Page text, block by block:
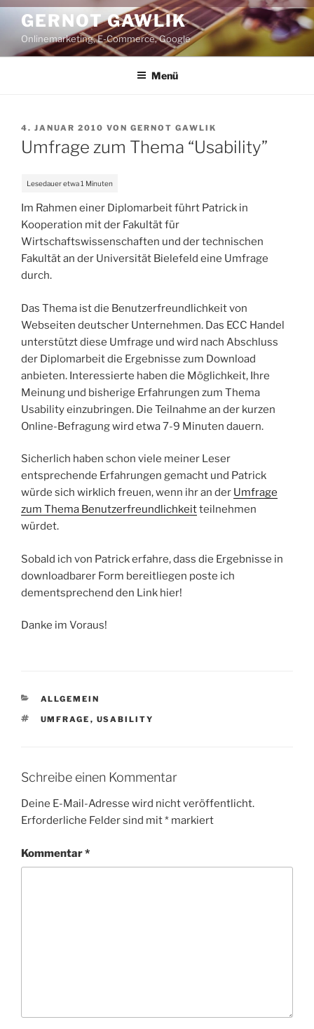
Zum
Inhalt
springen
GERNOT GAWLIK
Onlinemarketing, E-Commerce, Google
Menü
VERÖFFENTLICHT
AM
4. JANUAR 2010 VON GERNOT GAWLIK
Umfrage zum Thema “Usability”
Im Rahmen einer Diplomarbeit führt Patrick in
Kooperation mit der Fakultät für
Wirtschaftswissenschaften und der technischen
Fakultät an der Universität Bielefeld eine Umfrage
durch.
Das Thema ist die Benutzerfreundlichkeit von
Webseiten deutscher Unternehmen. Das ECC Handel
unterstützt diese Umfrage und wird nach Abschluss
der Diplomarbeit die Ergebnisse zum Download
anbieten. Interessierte haben die Möglichkeit, Ihre
Meinung und bisherige Erfahrungen zum Thema
Usability einzubringen. Die Teilnahme an der kurzen
Online-Befragung wird etwa 7-9 Minuten dauern.
Sicherlich haben schon viele meiner Leser
entsprechende Erfahrungen gemacht und Patrick
würde sich wirklich freuen, wenn ihr an der Umfrage
zum Thema Benutzerfreundlichkeitteilnehmen
würdet.
Sobald ich von Patrick erfahre, dass die Ergebnisse in
downloadbarer Form bereitliegen poste ich
dementsprechend den Link hier!
Danke im Voraus!
KATEGORIEN
ALLGEMEIN
SCHLAGWÖRTER
UMFRAGE , USABILITY
Schreibe einen Kommentar
Deine E-Mail-Adresse wird nicht veröffentlicht.
Erforderliche Felder sind mit* markiert
Kommentar*